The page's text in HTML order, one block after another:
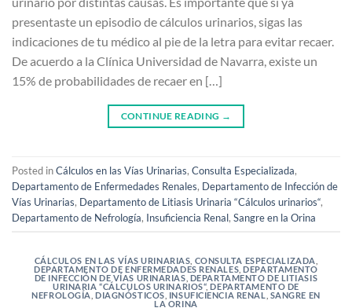
presentaste un episodio de cálculos urinarios, sigas las
indicaciones de tu médico al pie de la letra para evitar recaer.
De acuerdo a la Clínica Universidad de Navarra, existe un
15% de probabilidades de recaer en […]
CONTINUE READING →
Posted inCálculos en las Vías Urinarias, Consulta Especializada,
Departamento de Enfermedades Renales, Departamento de Infección de
Vías Urinarias, Departamento de Litiasis Urinaria “Cálculos urinarios“,
Departamento de Nefrología, Insuficiencia Renal, Sangre en la Orina
CÁLCULOS EN LAS VÍAS URINARIAS CONSULTA ESPECIALIZADA
DEPARTAMENTO DE ENFERMEDADES RENALES ,DEPARTAMENTO
DE INFECCIÓN DE VÍAS URINARIAS DEPARTAMENTO DE LITIASIS
URINARIA “CÁLCULOS URINARIOS“,DEPARTAMENTO DE
NEFROLOGÍA ,DIAGNÓSTICOS INSUFICIENCIA RENAL SANGRE EN
LA ORINA